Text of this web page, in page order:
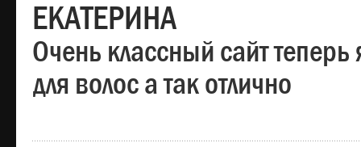
ЕКАТЕРИНА
Очень классный сайт теперь
для волос а так отлично